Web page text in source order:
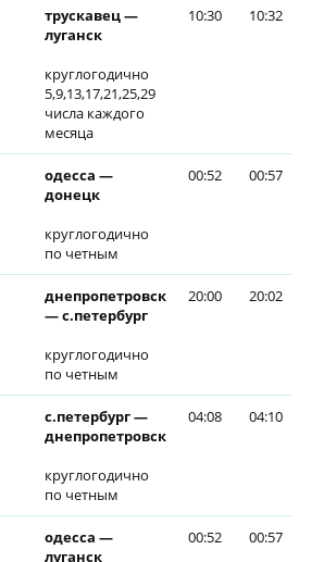
трускавец —
луганск
круглогодично
5,9,13,17,21,25,29
числа каждого
месяца
10:30 10:32
одесса —
донецк
круглогодично
по четным
00:52 00:57
днепропетровск
— с.петербург
круглогодично
по четным
20:00 20:02
с.петербург —
днепропетровск
круглогодично
по четным
04:08 04:10
одесса —
луганск
00:52 00:57